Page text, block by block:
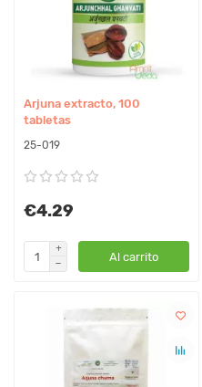
Arjuna extracto, 100
tabletas
25-019
€4.29
Al carrito